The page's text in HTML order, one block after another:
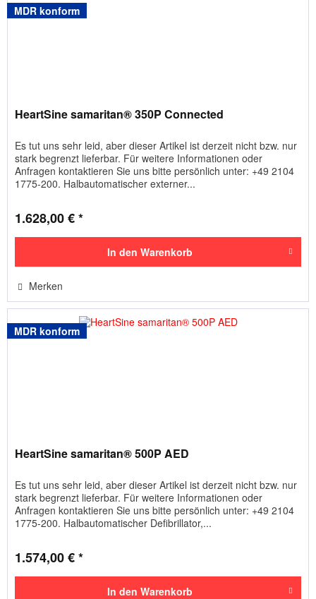
MDR konform
HeartSine samaritan® 350P Connected
Es tut uns sehr leid, aber dieser Artikel ist derzeit nicht bzw. nur
stark begrenzt lieferbar. Für weitere Informationen oder
Anfragen kontaktieren Sie uns bitte persönlich unter: +49 2104
1775-200. Halbautomatischer externer...
1.628,00 € *
In den Warenkorb
Merken
MDR konform
HeartSine samaritan® 500P AED
Es tut uns sehr leid, aber dieser Artikel ist derzeit nicht bzw. nur
stark begrenzt lieferbar. Für weitere Informationen oder
Anfragen kontaktieren Sie uns bitte persönlich unter: +49 2104
1775-200. Halbautomatischer Defibrillator,...
1.574,00 € *
In den Warenkorb